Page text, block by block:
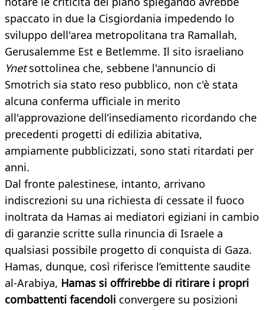
spaccato in due la Cisgiordania impedendo lo
sviluppo dell'area metropolitana tra Ramallah,
Gerusalemme Est e Betlemme. Il sito israeliano
Ynetsottolinea che, sebbene l'annuncio di
Smotrich sia stato reso pubblico, non c'è stata
alcuna conferma ufficiale in merito
all'approvazione dell’insediamento ricordando che
precedenti progetti di edilizia abitativa,
ampiamente pubblicizzati, sono stati ritardati per
anni.
Dal fronte palestinese, intanto, arrivano
indiscrezioni su una richiesta di cessate il fuoco
inoltrata da Hamas ai mediatori egiziani in cambio
di garanzie scritte sulla rinuncia di Israele a
qualsiasi possibile progetto di conquista di Gaza.
Hamas, dunque, così riferisce l’emittente saudite
al-Arabiya, Hamas si offrirebbe di ritirare i propri
combattenti facendoli convergere su posizioni